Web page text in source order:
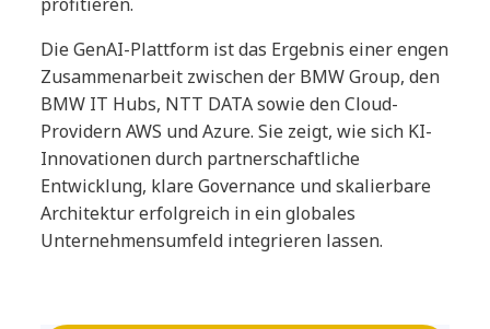
Die GenAI-Plattform ist das Ergebnis einer engen
Zusammenarbeit zwischen der BMW Group, den
BMW IT Hubs, NTT DATA sowie den Cloud-
Providern AWS und Azure. Sie zeigt, wie sich KI-
Innovationen durch partnerschaftliche
Entwicklung, klare Governance und skalierbare
Architektur erfolgreich in ein globales
Unternehmensumfeld integrieren lassen.